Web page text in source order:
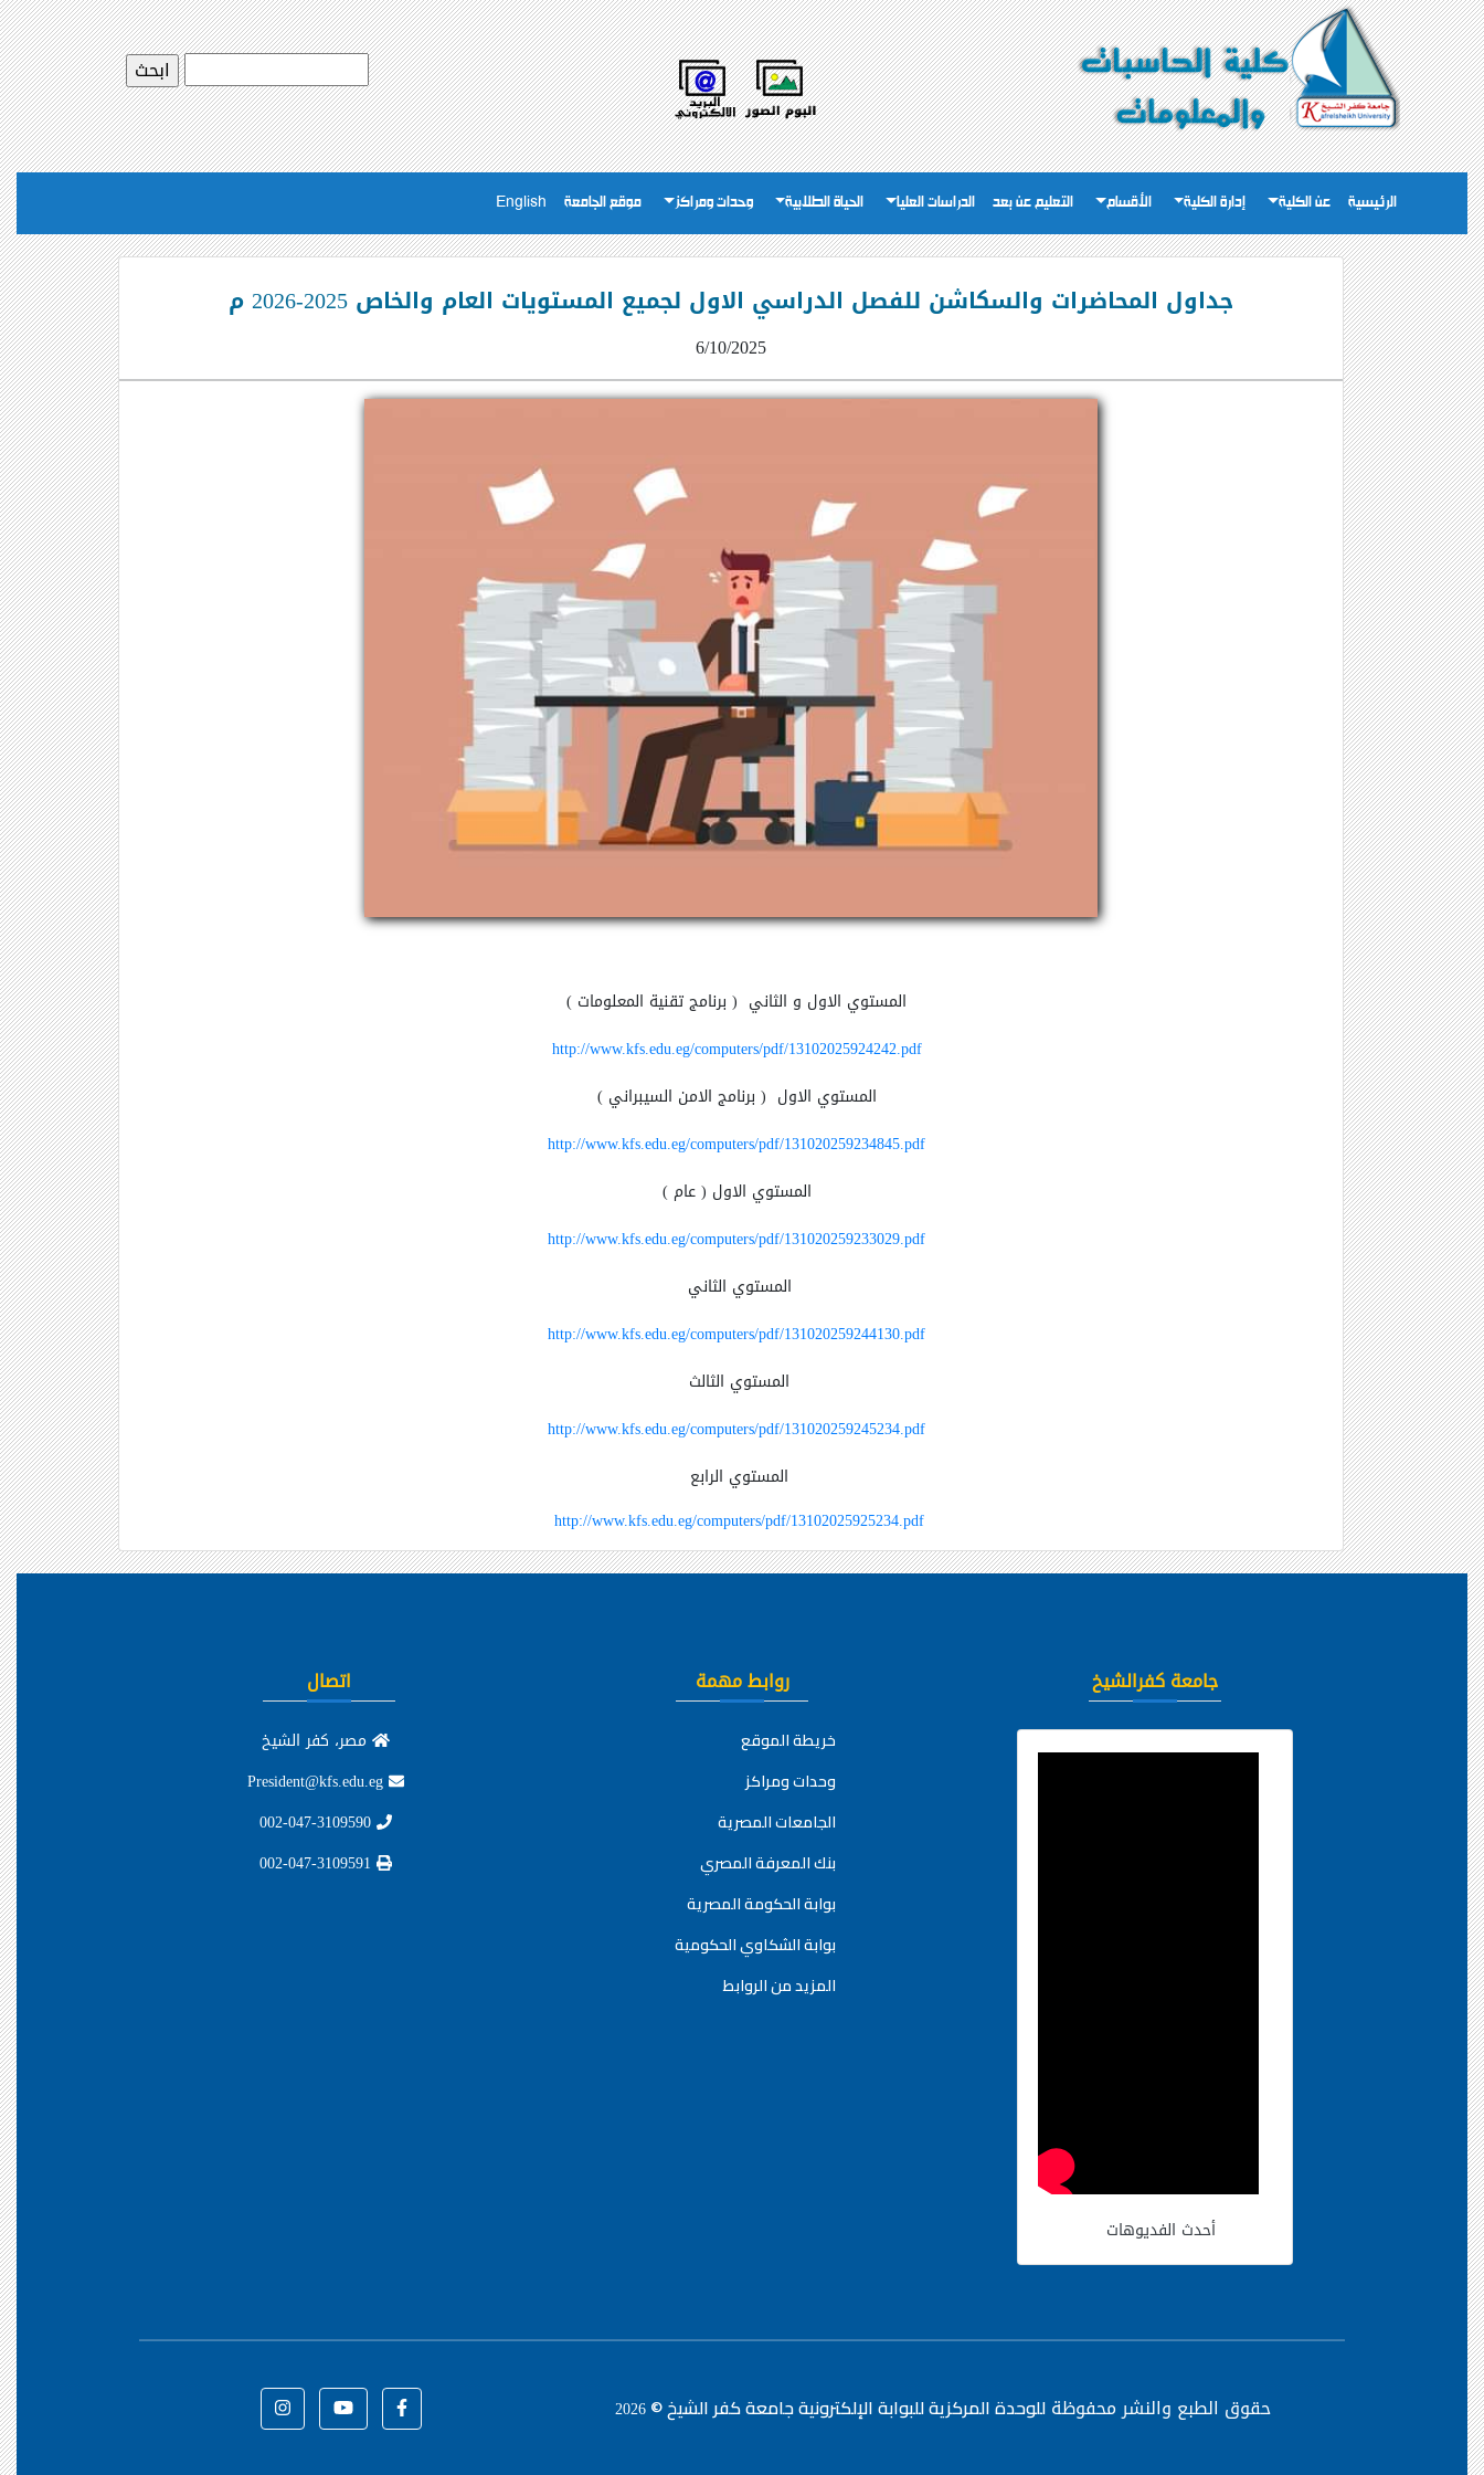
الرئيسية عن الكلية إدارة الكلية الأقسام التعليم عن بعد الدراسات العليا الحياة الطلابية وحدات ومراكز موقع الجامعة English
جداول المحاضرات والسكاشن للفصل الدراسي الاول لجميع المستويات العام والخاص 2025-2026 م
6/10/2025
المستوي الاول و الثاني ( برنامج تقنية المعلومات )
http://www.kfs.edu.eg/computers/pdf/13102025924242.pdf
المستوي الاول ( برنامج الامن السيبراني )
http://www.kfs.edu.eg/computers/pdf/131020259234845.pdf
المستوي الاول ( عام )
http://www.kfs.edu.eg/computers/pdf/131020259233029.pdf
المستوي الثاني
http://www.kfs.edu.eg/computers/pdf/131020259244130.pdf
المستوي الثالث
http://www.kfs.edu.eg/computers/pdf/131020259245234.pdf
المستوي الرابع
http://www.kfs.edu.eg/computers/pdf/13102025925234.pdf
جامعة كفرالشيخ
أحدث الفديوهات
روابط مهمة
خريطة الموقع
وحدات ومراكز
الجامعات المصرية
بنك المعرفة المصري
بوابة الحكومة المصرية
بوابة الشكاوي الحكومية
المزيد من الروابط
اتصال
مصر، كفر الشيخ
حقوق الطبع والنشر محفوظةللوحدة المركزية للبوابة الإلكترونية جامعة كفر الشيخ ©2026